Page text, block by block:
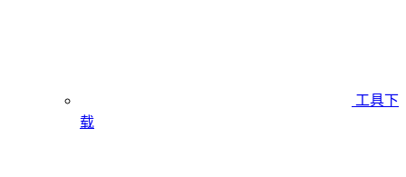
工具下
载